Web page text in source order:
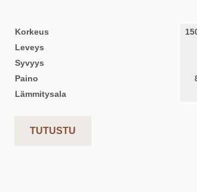
Korkeus
Leveys
Syvyys
Paino
Lämmitysala
TUTUSTU